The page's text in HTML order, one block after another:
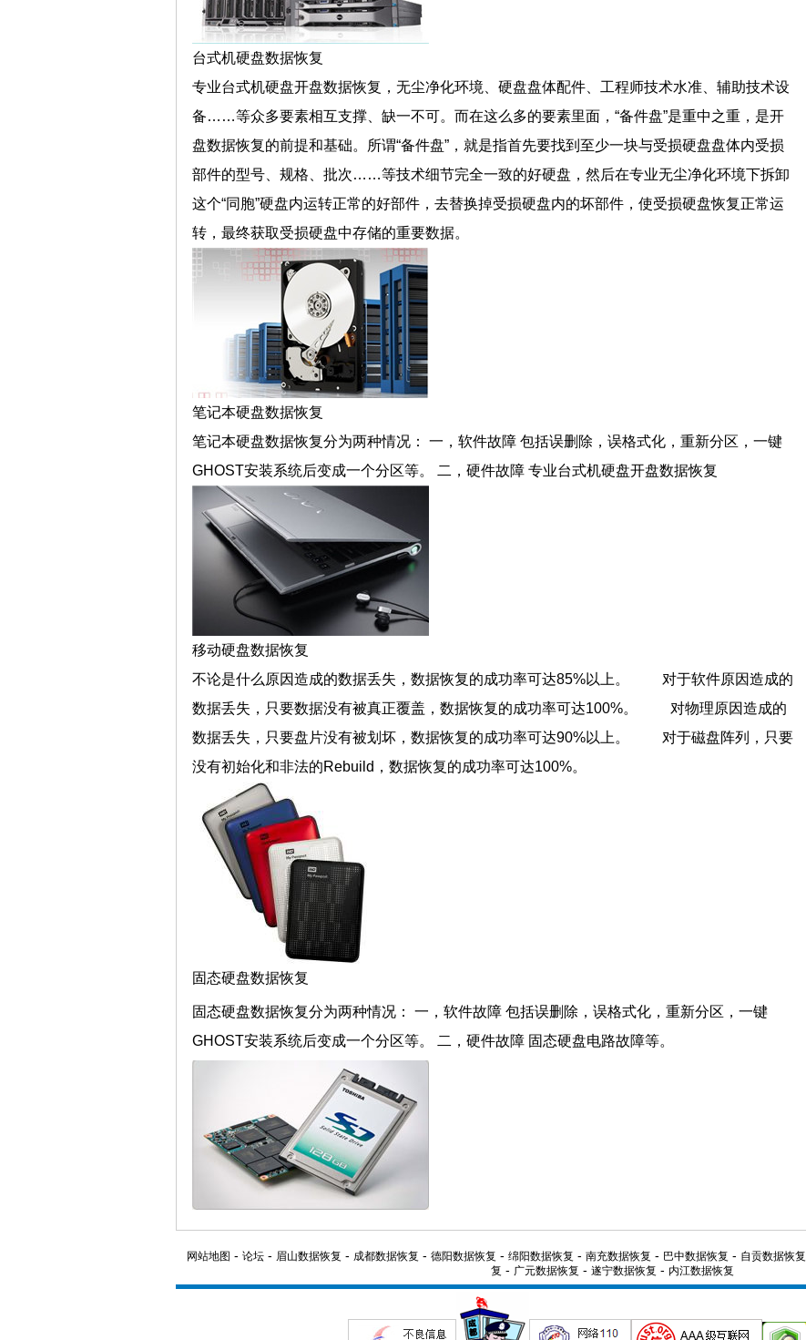
台式机硬盘数据恢复
专业台式机硬盘开盘数据恢复，无尘净化环境、硬盘盘体配件、工程师技术水准、辅助技术设
备……等众多要素相互支撑、缺一不可。而在这么多的要素里面，“备件盘”是重中之重，是开
盘数据恢复的前提和基础。所谓“备件盘”，就是指首先要找到至少一块与受损硬盘盘体内受损
部件的型号、规格、批次……等技术细节完全一致的好硬盘，然后在专业无尘净化环境下拆卸
这个“同胞”硬盘内运转正常的好部件，去替换掉受损硬盘内的坏部件，使受损硬盘恢复正常运
转，最终获取受损硬盘中存储的重要数据。
笔记本硬盘数据恢复
笔记本硬盘数据恢复分为两种情况： 一，软件故障 包括误删除，误格式化，重新分区，一键
GHOST安装系统后变成一个分区等。 二，硬件故障 专业台式机硬盘开盘数据恢复
移动硬盘数据恢复
不论是什么原因造成的数据丢失，数据恢复的成功率可达85%以上。 对于软件原因造成的
数据丢失，只要数据没有被真正覆盖，数据恢复的成功率可达100%。 对物理原因造成的
数据丢失，只要盘片没有被划坏，数据恢复的成功率可达90%以上。 对于磁盘阵列，只要
没有初始化和非法的Rebuild，数据恢复的成功率可达100%。
固态硬盘数据恢复
固态硬盘数据恢复分为两种情况： 一，软件故障 包括误删除，误格式化，重新分区，一键
GHOST安装系统后变成一个分区等。 二，硬件故障 固态硬盘电路故障等。
网站地图 - 论坛 - 眉山数据恢复 - 成都数据恢复 - 德阳数据恢复 - 绵阳数据恢复 - 南充数据恢复 - 巴中数据恢复 - 自贡数据恢复
复 - 广元数据恢复 - 遂宁数据恢复 - 内江数据恢复